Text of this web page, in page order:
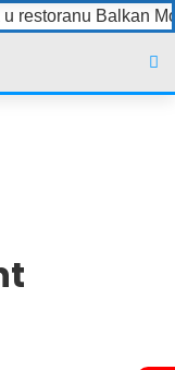
restoranu Balkan